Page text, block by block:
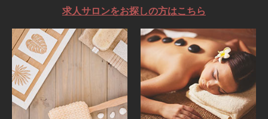
求人サロンをお探しの方はこちら